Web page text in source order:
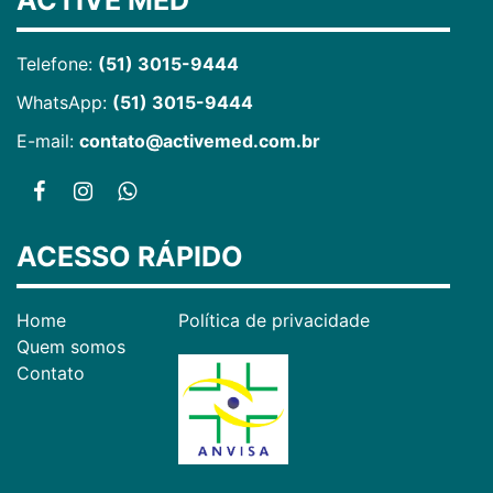
Telefone: (51) 3015-9444
WhatsApp: (51) 3015-9444
E-mail: contato@activemed.com.br
ACESSO RÁPIDO
Home
Quem somos
Contato
Política de privacidade